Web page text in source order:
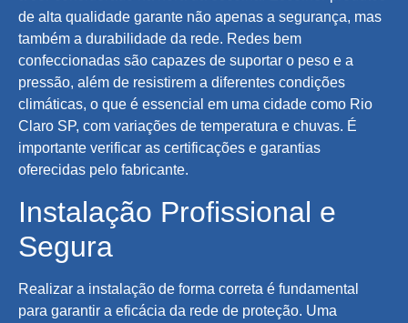
de alta qualidade garante não apenas a segurança, mas
também a durabilidade da rede. Redes bem
confeccionadas são capazes de suportar o peso e a
pressão, além de resistirem a diferentes condições
climáticas, o que é essencial em uma cidade como Rio
Claro SP, com variações de temperatura e chuvas. É
importante verificar as certificações e garantias
oferecidas pelo fabricante.
Instalação Profissional e
Segura
Realizar a instalação de forma correta é fundamental
para garantir a eficácia da rede de proteção. Uma